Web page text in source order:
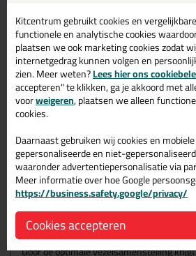
Kort
De Anza Pro Super Effective
kwast met een optimale
verfopname (25% hoger) verdeelt de verf
minder vaak verf moet opnemen. De
garandeert dan weer een perfecte
een korter handvat dan destandaard
Radiatorkwast
SOFT GRIP
Wat professionele schilders met een
niemand hen zomaar na. Hoewel het een
schilders iedere dag het beste van
lichaamsdelen tot gevolg. Anza Pro weet
aan ergonomie en innovatie. Daarom
ergonomische soft grip-kwasten op de
ANZA PRO SUPER EFFECTIVE
Door de optimale vezelsamenstelling
Kitcentrum gebruikt cookies en
functionele en analytische cookies
plaatsen we ook marketing cookies zodat
internetgedrag kunnen volgen en
zien. Meer weten?Lees hier ons
accepteren" te klikken, ga je akkoord met
voorweigeren, plaatsen we alleen
cookies.
Daarnaast gebruiken wij cookies en
gepersonaliseerde en niet-
waaronder advertentiepersonalisatie via
Meer informatie over hoe Google
https://business.safety.google/privacy/
Cookies accepteren